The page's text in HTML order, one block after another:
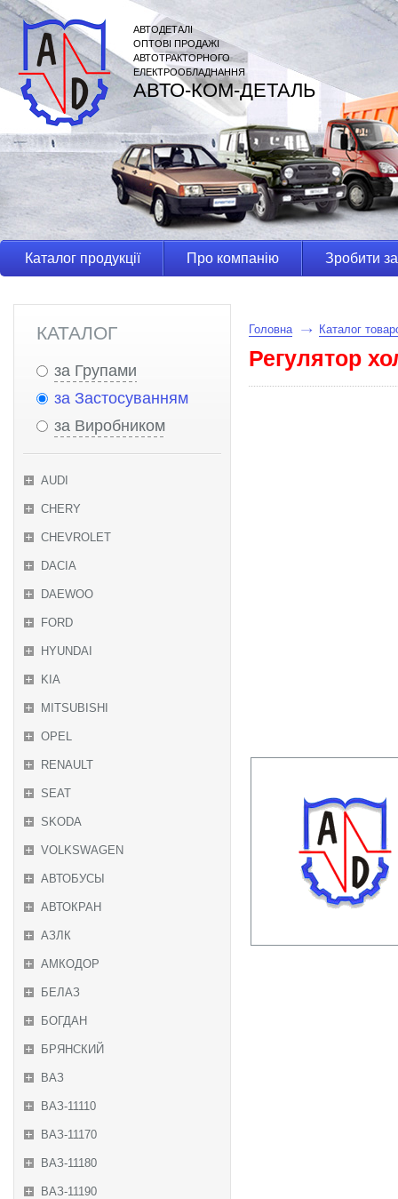
АВТОДЕТАЛІ
ОПТОВІ ПРОДАЖІ
АВТОТРАКТОРНОГО
ЕЛЕКТРООБЛАДНАННЯ
АВТО-КОМ-ДЕТАЛЬ
Каталог продукції Про компанію Зробити
КАТАЛОГ
за Групами
за Застосуванням
за Виробником
AUDI
CHERY
CHEVROLET
DACIA
DAEWOO
FORD
HYUNDAI
KIA
MITSUBISHI
OPEL
RENAULT
SEAT
SKODA
VOLKSWAGEN
АВТОБУСЫ
АВТОКРАН
АЗЛК
АМКОДОР
БЕЛАЗ
БОГДАН
БРЯНСКИЙ
ВАЗ
ВАЗ-11110
ВАЗ-11170
ВАЗ-11180
ВАЗ-11190
Головна Каталог
Регулятор